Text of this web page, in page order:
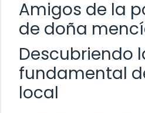
Amigos de la
de doña
Descubriendo
fundamental
local